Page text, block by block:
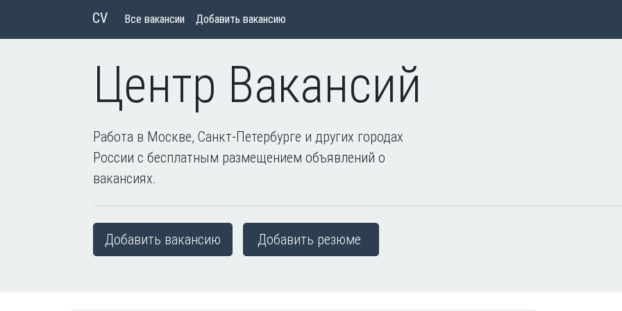
CV Все вакансии Добавить вакансию
Центр Вакансий
Работа в Москве, Санкт-Петербурге и других городах
России с бесплатным размещением объявлений о
вакансиях.
Добавить вакансию Добавить резюме